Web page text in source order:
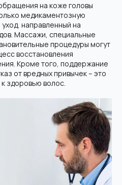
на коже головы
медикаментозную
направленный на
Массажи, специальные
процедуры могут
восстановления
Кроме того, поддержание
от вредных привычек – это
здоровью волос.